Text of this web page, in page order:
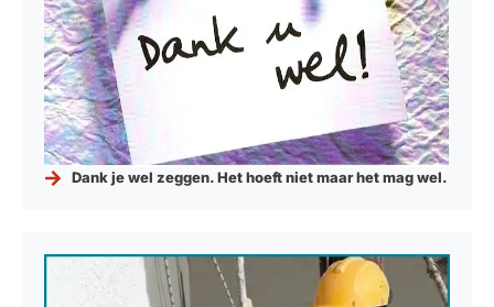
Dank je wel zeggen. Het hoeft niet maar het mag wel.